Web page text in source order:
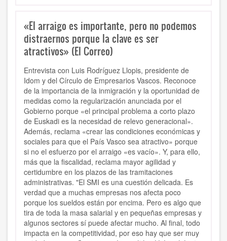
«El arraigo es importante, pero no podemos
distraernos porque la clave es ser
atractivos» (El Correo)
Entrevista con Luis Rodríguez Llopis, presidente de
Idom y del Círculo de Empresarios Vascos. Reconoce
de la importancia de la inmigración y la oportunidad de
medidas como la regularización anunciada por el
Gobierno porque «el principal problema a corto plazo
de Euskadi es la necesidad de relevo generacional».
Además, reclama «crear las condiciones económicas y
sociales para que el País Vasco sea atractivo» porque
si no el esfuerzo por el arraigo «es vacío». Y, para ello,
más que la fiscalidad, reclama mayor agilidad y
certidumbre en los plazos de las tramitaciones
administrativas. "El SMI es una cuestión delicada. Es
verdad que a muchas empresas nos afecta poco
porque los sueldos están por encima. Pero es algo que
tira de toda la masa salarial y en pequeñas empresas y
algunos sectores sí puede afectar mucho. Al final, todo
impacta en la competitividad, por eso hay que ser muy